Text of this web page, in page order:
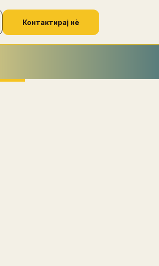
Контактирај нѐ